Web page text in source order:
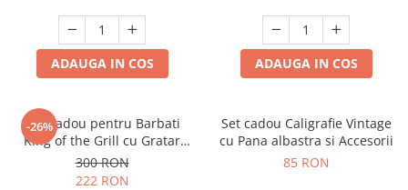
ADAUGA IN COS ADAUGA IN COS
-26%
Set Cadou pentru Barbati
King of the Grill cu Gratar
Portabil, Sort si Accesorii BBQ
300 RON
222 RON
Set cadou Caligrafie Vintage
cu Pana albastra si Accesorii
85 RON